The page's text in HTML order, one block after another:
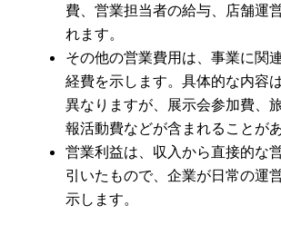
費、営業担当者の給与、店舗運
れます。
その他の営業費用は、事業に関
経費を示します。具体的な内容
異なりますが、展示会参加費、
報活動費などが含まれることがあ
営業利益は、収入から直接的な
引いたもので、企業が日常の運
示します。